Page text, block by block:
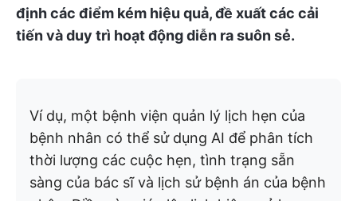
định các điểm kém hiệu quả, đề xuất các cải
tiến và duy trì hoạt động diễn ra suôn sẻ.
Ví dụ, một bệnh viện quản lý lịch hẹn của
bệnh nhân có thể sử dụng AI để phân tích
thời lượng các cuộc hẹn, tình trạng sẵn
sàng của bác sĩ và lịch sử bệnh án của bệnh